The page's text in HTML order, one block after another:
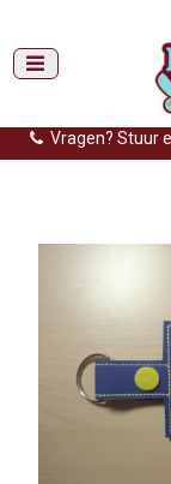
Gemiddelde
Gratis
Vragen? Stuur